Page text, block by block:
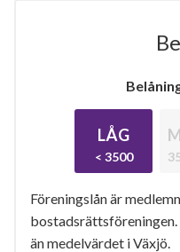
LÅG
< 3500
Föreningslån är
bostadsrättsföreningen.
än medelvärdet i Växjö.